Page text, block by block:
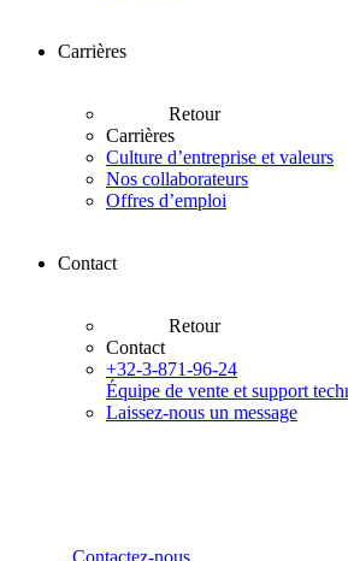
Carrières
Retour
Carrières
Culture d’entreprise et valeurs
Nos collaborateurs
Offres d’emploi
Contact
Retour
Contact
+32-3-871-96-24
Équipe de vente et support
Laissez-nous un message
Contactez-nous